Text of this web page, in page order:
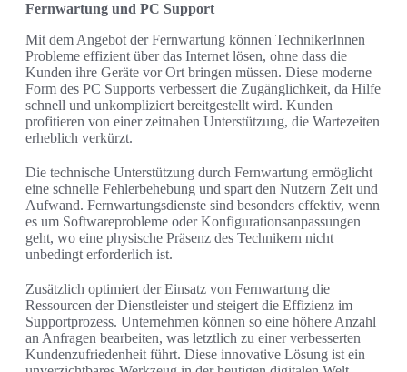
Fernwartung und PC Support
Mit dem Angebot der Fernwartung können TechnikerInnen
Probleme effizient über das Internet lösen, ohne dass die
Kunden ihre Geräte vor Ort bringen müssen. Diese moderne
Form des PC Supports verbessert die Zugänglichkeit, da Hilfe
schnell und unkompliziert bereitgestellt wird. Kunden
profitieren von einer zeitnahen Unterstützung, die Wartezeiten
erheblich verkürzt.
Die technische Unterstützung durch Fernwartung ermöglicht
eine schnelle Fehlerbehebung und spart den Nutzern Zeit und
Aufwand. Fernwartungsdienste sind besonders effektiv, wenn
es um Softwareprobleme oder Konfigurationsanpassungen
geht, wo eine physische Präsenz des Technikern nicht
unbedingt erforderlich ist.
Zusätzlich optimiert der Einsatz von Fernwartung die
Ressourcen der Dienstleister und steigert die Effizienz im
Supportprozess. Unternehmen können so eine höhere Anzahl
an Anfragen bearbeiten, was letztlich zu einer verbesserten
Kundenzufriedenheit führt. Diese innovative Lösung ist ein